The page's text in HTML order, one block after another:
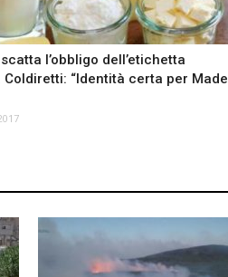
l’obbligo dell’etichetta
Coldiretti: “Identità certa per Made